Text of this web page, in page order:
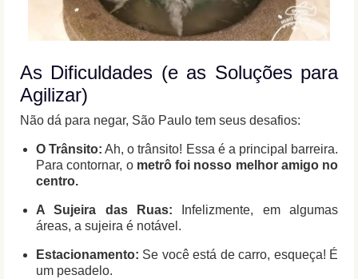
As Dificuldades (e as Soluções para
Agilizar)
Não dá para negar, São Paulo tem seus desafios:
O Trânsito: Ah, o trânsito! Essa é a principal barreira.
Para contornar, o metrô foi nosso melhor amigo no
centro.
A Sujeira das Ruas: Infelizmente, em algumas
áreas, a sujeira é notável.
Estacionamento: Se você está de carro, esqueça! É
um pesadelo.